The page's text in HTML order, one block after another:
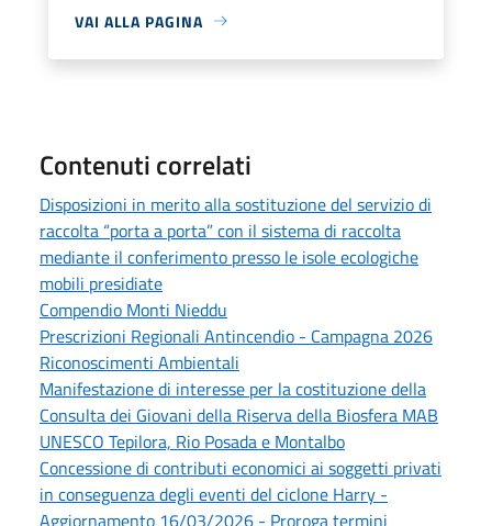
VAI ALLA PAGINA
Contenuti correlati
Disposizioni in merito alla sostituzione del servizio di
raccolta “porta a porta” con il sistema di raccolta
mediante il conferimento presso le isole ecologiche
mobili presidiate
Compendio Monti Nieddu
Prescrizioni Regionali Antincendio - Campagna 2026
Riconoscimenti Ambientali
Manifestazione di interesse per la costituzione della
Consulta dei Giovani della Riserva della Biosfera MAB
UNESCO Tepilora, Rio Posada e Montalbo
Concessione di contributi economici ai soggetti privati
in conseguenza degli eventi del ciclone Harry -
Aggiornamento 16/03/2026 - Proroga termini